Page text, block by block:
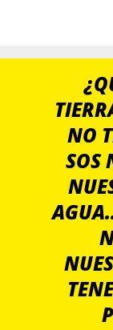
NO
SOS